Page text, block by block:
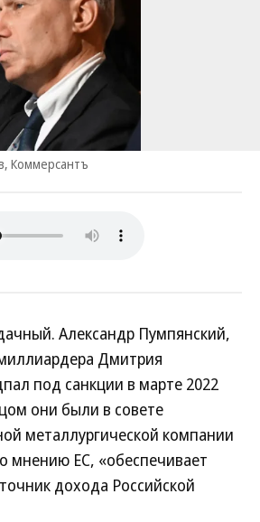
Коммерсантъ
Александр Пумпянский,
Дмитрия
под санкции в марте 2022
они были в совете
металлургической компании
мнению ЕС, «обеспечивает
дохода Российской